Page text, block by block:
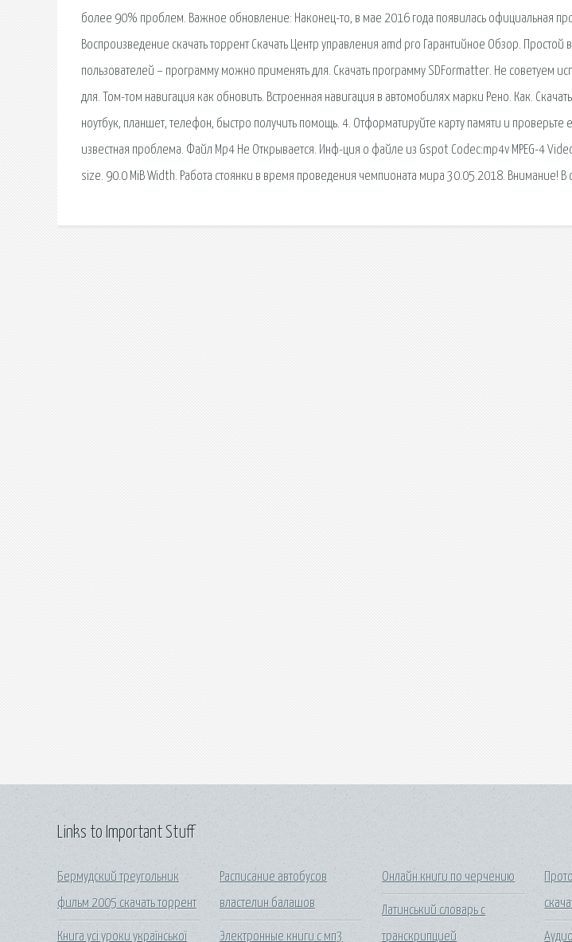
более 90% проблем. Важное обновление: Наконец-то, в мае 2016 года появилась официальная
Воспроизведение скачать торрент Скачать Центр управления amd pro Гарантийное Обзор.
пользователей – программу можно применять для. Скачать программу SDFormatter. Не советуем
для. Том-том навигация как обновить. Встроенная навигация в автомобилях марки Рено. Как.
ноутбук, планшет, телефон, быстро получить помощь. 4. Отформатируйте карту памяти и
известная проблема. Файл Mp4 Не Открывается. Инф-ция о файле из Gspot Codec:mp4v MPEG-4
size. 90.0 MiB Width. Работа стоянки в время проведения чемпионата мира 30.05.2018. Внимание! В
Links to Important Stuff
Бермудский треугольник
фильм 2005 скачать торрент
Книга усі уроки української
Расписание автобусов
властелин балашов
Электронные книги с мп3
Онлайн книги по черчению
Латинський словарь с
транскрипцией